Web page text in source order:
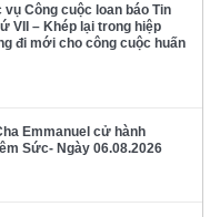
Công cuộc loan báo Tin
VII – Khép lại trong hiệp
đi mới cho công cuộc huấn
Emmanuel cử hành
Sức- Ngày 06.08.2026